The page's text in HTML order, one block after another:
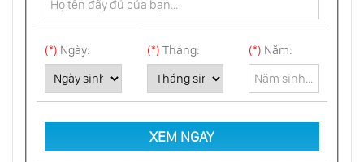
Những Người Anh Em Song Sinh Của Trái
Đất
Tầu Vũ Trụ Voyager
Cuộc Tìm Kiếm Trí Thông Minh Ngoài Trái
Đất (Seti)
(*) Ngày: (*) Tháng: (*) Năm:
XEM NGAY